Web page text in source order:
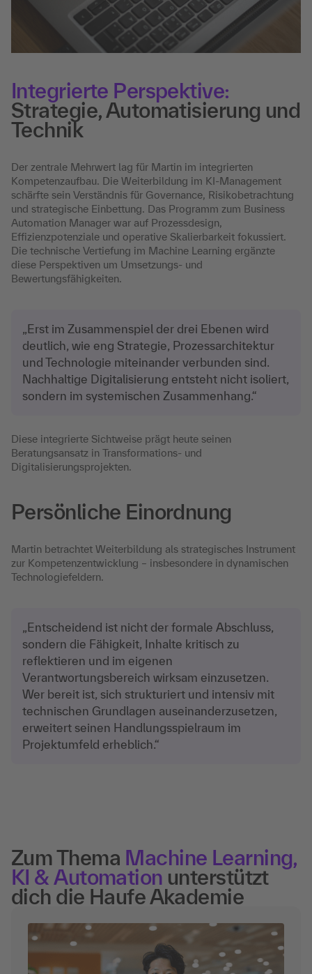
Integrierte Perspektive:
Strategie, Automatisierung und
Technik
Der zentrale Mehrwert lag für Martin im integrierten
Kompetenzaufbau. Die Weiterbildung im KI-Management
schärfte sein Verständnis für Governance, Risikobetrachtung
und strategische Einbettung. Das Programm zum Business
Automation Manager war auf Prozessdesign,
Effizienzpotenziale und operative Skalierbarkeit fokussiert.
Die technische Vertiefung im Machine Learning ergänzte
diese Perspektiven um Umsetzungs- und
Bewertungsfähigkeiten.
„Erst im Zusammenspiel der drei Ebenen wird
deutlich, wie eng Strategie, Prozessarchitektur
und Technologie miteinander verbunden sind.
Nachhaltige Digitalisierung entsteht nicht isoliert,
sondern im systemischen Zusammenhang.“
Diese integrierte Sichtweise prägt heute seinen
Beratungsansatz in Transformations- und
Digitalisierungsprojekten.
Persönliche Einordnung
Martin betrachtet Weiterbildung als strategisches Instrument
zur Kompetenzentwicklung – insbesondere in dynamischen
Technologiefeldern.
„Entscheidend ist nicht der formale Abschluss,
sondern die Fähigkeit, Inhalte kritisch zu
reflektieren und im eigenen
Verantwortungsbereich wirksam einzusetzen.
Wer bereit ist, sich strukturiert und intensiv mit
technischen Grundlagen auseinanderzusetzen,
erweitert seinen Handlungsspielraum im
Projektumfeld erheblich.“
Zum Thema Machine Learning,
KI & Automation unterstützt
dich die Haufe Akademie